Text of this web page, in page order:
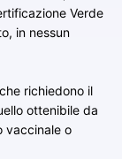
Verde
in nessun
richiedono il
ottenibile da
vaccinale o